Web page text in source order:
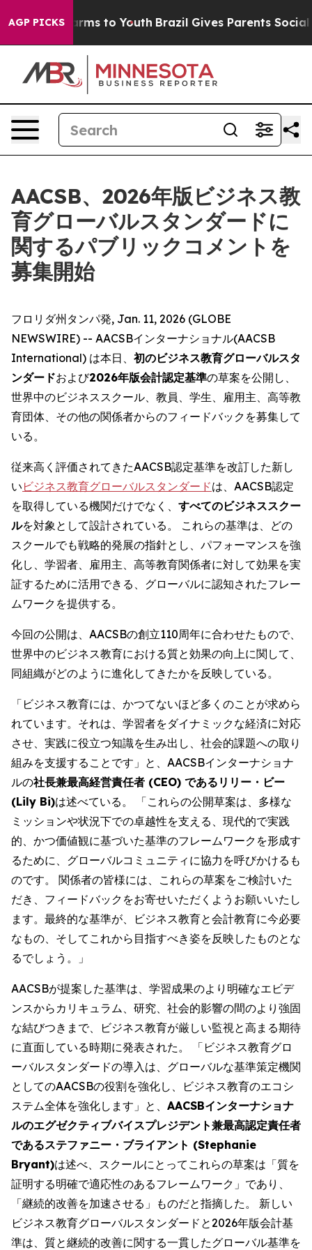
AGP PICKSHarms to Youth Brazil Gives Parents Social
AACSB、2026年版ビジネス教
育グローバルスタンダードに
関するパブリックコメントを
募集開始
フロリダ州タンパ発, Jan. 11, 2026 (GLOBE
NEWSWIRE) -- AACSBインターナショナル(AACSB
International) は本日、 初のビジネス教育グローバルスタ
ンダードおよび2026年版会計認定基準の草案を公開し、
世界中のビジネススクール、教員、学生、雇用主、高等教
育団体、その他の関係者からのフィードバックを募集して
いる。
従来高く評価されてきたAACSB認定基準を改訂した新し
い ビジネス教育グローバルスタンダードは、AACSB認定
を取得している機関だけでなく、 すべてのビジネススクー
ルを対象として設計されている。 これらの基準は、どの
スクールでも戦略的発展の指針とし、パフォーマンスを強
化し、学習者、雇用主、高等教育関係者に対して効果を実
証するために活用できる、グローバルに認知されたフレー
ムワークを提供する。
今回の公開は、AACSBの創立110周年に合わせたもので、
世界中のビジネス教育における質と効果の向上に関して、
同組織がどのように進化してきたかを反映している。
「ビジネス教育には、かつてないほど多くのことが求めら
れています。それは、学習者をダイナミックな経済に対応
させ、実践に役立つ知識を生み出し、社会的課題への取り
組みを支援することです」と、AACSBインターナショナ
ルの社長兼最高経営責任者 (CEO) であるリリー・ビー
(Lily Bi)は述べている。 「これらの公開草案は、多様な
ミッションや状況下での卓越性を支える、現代的で実践
的、かつ価値観に基づいた基準のフレームワークを形成す
るために、グローバルコミュニティに協力を呼びかけるも
のです。 関係者の皆様には、これらの草案をご検討いた
だき、フィードバックをお寄せいただくようお願いいたし
ます。最終的な基準が、ビジネス教育と会計教育に今必要
なもの、そしてこれから目指すべき姿を反映したものとな
るでしょう。」
AACSBが提案した基準は、学習成果のより明確なエビデ
ンスからカリキュラム、研究、社会的影響の間のより強固
な結びつきまで、ビジネス教育が厳しい監視と高まる期待
に直面している時期に発表された。 「ビジネス教育グロ
ーバルスタンダードの導入は、グローバルな基準策定機関
としてのAACSBの役割を強化し、ビジネス教育のエコシ
ステム全体を強化します」と、 AACSBインターナショナ
ルのエグゼクティブバイスプレジデント兼最高認定責任者
であるステファニー・ブライアント (Stephanie
Bryant)は述べ、スクールにとってこれらの草案は「質を
証明する明確で適応性のあるフレームワーク」であり、
「継続的改善を加速させる」ものだと指摘した。 新しい
ビジネス教育グローバルスタンダードと2026年版会計基
準は、質と継続的改善に関する一貫したグローバル基準を